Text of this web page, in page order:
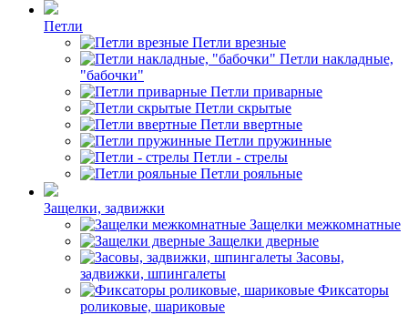
Петли
Петли врезные
Петли накладные,
"бабочки"
Петли приварные
Петли скрытые
Петли ввертные
Петли пружинные
Петли - стрелы
Петли рояльные
Защелки, задвижки
Защелки межкомнатные
Защелки дверные
Засовы,
задвижки, шпингалеты
Фиксаторы
роликовые, шариковые